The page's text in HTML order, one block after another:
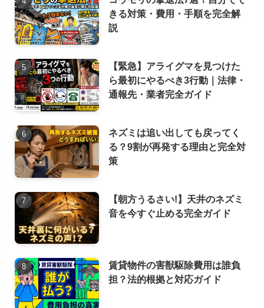
きる対策・費用・手順を完全解
説
【緊急】アライグマを見つけた
ら最初にやるべき3行動｜法律・
通報先・業者完全ガイド
ネズミは追い出しても戻ってく
る？9割が再発する理由と完全対
策
【朝方うるさい!】天井のネズミ
音を今すぐ止める完全ガイド
賃貸物件の害獣駆除費用は誰負
担？法的根拠と対応ガイド